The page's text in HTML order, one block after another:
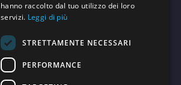
hanno raccolto dal tuo utilizzo dei loro
servizi. Leggi di più
STRETTAMENTE NECESSARI
PERFORMANCE